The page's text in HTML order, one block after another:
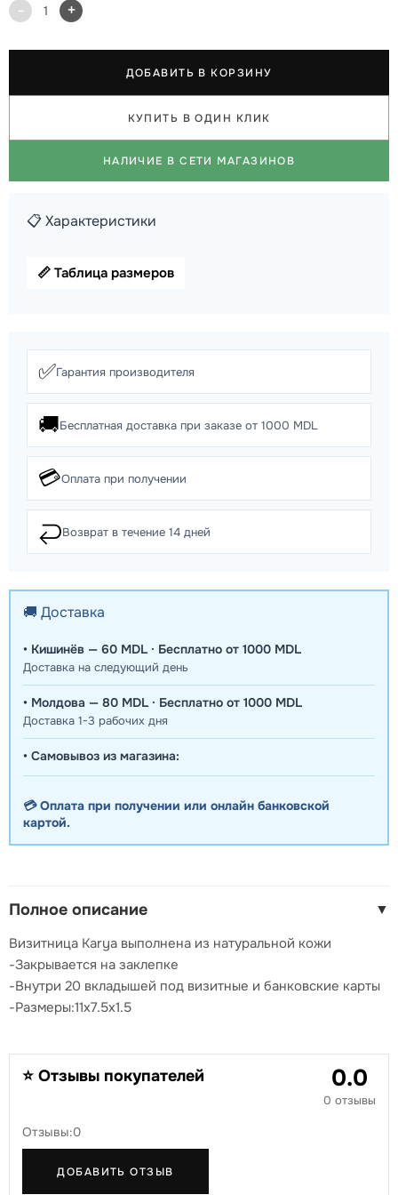
- 1 +
ДОБАВИТЬ В КОРЗИНУ
КУПИТЬ В ОДИН КЛИК
НАЛИЧИЕ В СЕТИ МАГАЗИНОВ
📋 Характеристики
📏 Таблица размеров
✅Гарантия производителя
🚚Бесплатная доставка при заказе от 1000 MDL
💳Оплата при получении
↩️Возврат в течение 14 дней
🚚 Доставка
• Кишинёв — 60 MDL · Бесплатно от 1000 MDL
Доставка на следующий день
• Молдова — 80 MDL · Бесплатно от 1000 MDL
Доставка 1-3 рабочих дня
• Самовывоз из магазина:
💳 Оплата при получении или онлайн банковской
картой.
Полное описание ▼
Визитница Karya выполнена из натуральной кожи
-Закрывается на заклепке
-Внутри 20 вкладышей под визитные и банковские карты
-Размеры:11х7.5х1.5
⭐ Отзывы покупателей 0.0
0 отзывы
Отзывы:0
ДОБАВИТЬ ОТЗЫВ